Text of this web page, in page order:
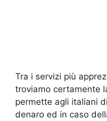
Tra i servizi più
troviamo certamente
permette agli italiani
denaro ed in caso